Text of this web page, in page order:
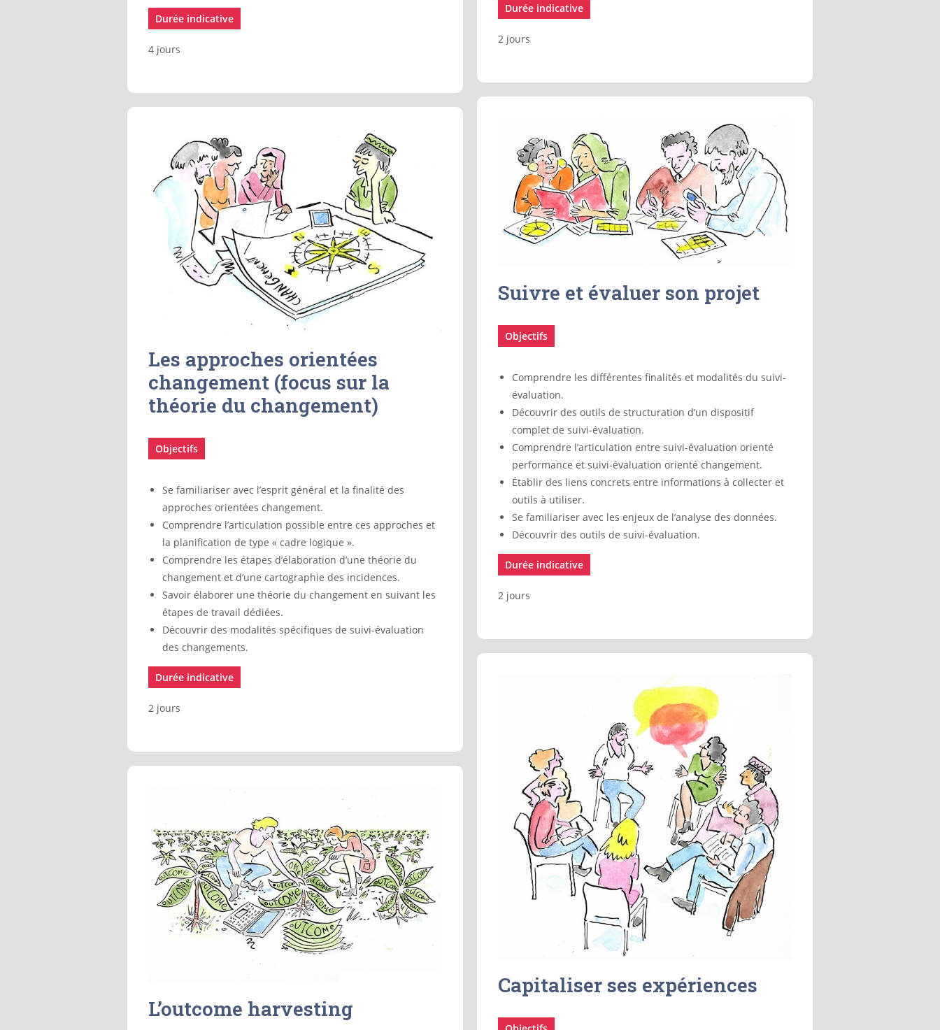
Durée indicative
4 jours
Les approches orientées
changement (focus sur la
théorie du changement)
Objectifs
Se familiariser avec l’esprit général et la finalité des
approches orientées changement.
Comprendre l’articulation possible entre ces approches et
la planification de type « cadre logique ».
Comprendre les étapes d’élaboration d’une théorie du
changement et d’une cartographie des incidences.
Savoir élaborer une théorie du changement en suivant les
étapes de travail dédiées.
Découvrir des modalités spécifiques de suivi-évaluation
des changements.
Durée indicative
2 jours
L’outcome harvesting
Durée indicative
2 jours
Suivre et évaluer son projet
Objectifs
Comprendre les différentes finalités et modalités du suivi-
évaluation.
Découvrir des outils de structuration d’un dispositif
complet de suivi-évaluation.
Comprendre l’articulation entre suivi-évaluation orienté
performance et suivi-évaluation orienté changement.
Établir des liens concrets entre informations à collecter et
outils à utiliser.
Se familiariser avec les enjeux de l’analyse des données.
Découvrir des outils de suivi-évaluation.
Durée indicative
2 jours
Capitaliser ses expériences